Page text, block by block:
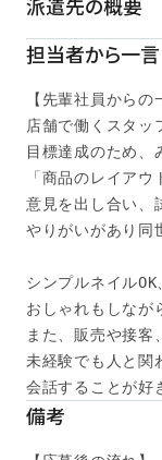
担当者から一言
【先輩社員からの
店舗で働くスタッ
目標達成のため、
「商品のレイア
意見を出し合い、
やりがいがあり同
シンプルネイル
おしゃれもしなが
また、販売や接客
未経験でも人と関
会話することが好
備考